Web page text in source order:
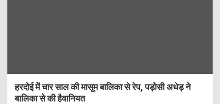
हरदोई में चार साल की मासूम बालिका से रेप, पड़ोसी अधेड़ ने
बालिका से की हैवानियत